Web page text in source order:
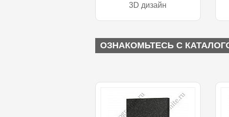
3D дизайн
ОЗНАКОМЬТЕСЬ С